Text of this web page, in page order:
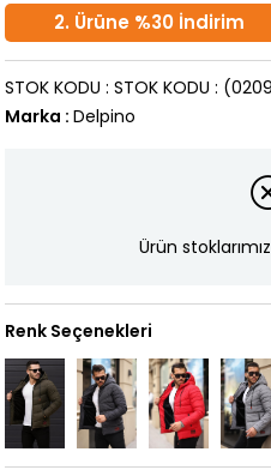
2. Ürüne %30 İndirim
STOK KODU
STOK KODU
Marka : Delpino
Ürün
Renk Seçenekleri